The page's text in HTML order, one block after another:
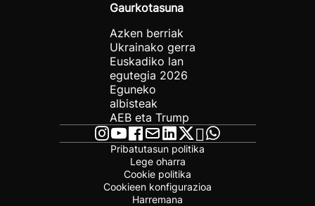
Gaurkotasuna
Azken berriak
Ukrainako gerra
Euskadiko lan
egutegia 2026
Eguneko
albisteak
AEB eta Trump
Pribatutasun politika
Lege oharra
Cookie politika
Cookieen konfigurazioa
Harremana